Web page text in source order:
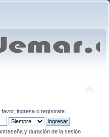
ingresao regístrate.
y duración de la sesión